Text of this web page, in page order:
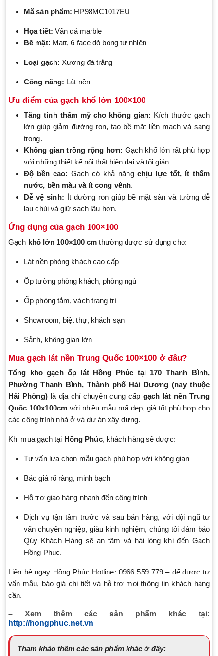
Mã sản phẩm: HP98MC1017EU
Họa tiết: Vân đá marble
Bề mặt: Matt, 6 face độ bóng tự nhiên
Loại gạch: Xương đá trắng
Công năng: Lát nền
Ưu điểm của gạch khổ lớn 100×100
Tăng tính thẩm mỹ cho không gian: Kích thước gạch
lớn giúp giảm đường ron, tạo bề mặt liền mạch và sang
trọng.
Không gian trông rộng hơn:Gạch khổ lớn rất phù hợp
với những thiết kế nội thất hiện đại và tối giản.
Độ bền cao:Gạch có khả năngchịu lực tốt, ít thấm
nước, bền màu và ít cong vênh.
Dễ vệ sinh: Ít đường ron giúp bề mặt sàn và tường dễ
lau chùi và giữ sạch lâu hơn.
Ứng dụng của gạch 100×100
Gạch khổ lớn 100×100 cm thường được sử dụng cho:
Lát nền phòng khách cao cấp
Ốp tường phòng khách, phòng ngủ
Ốp phòng tắm, vách trang trí
Showroom, biệt thự, khách sạn
Sảnh, không gian lớn
Mua gạch lát nền Trung Quốc 100×100 ở đâu?
Tổng kho gạch ốp lát Hồng Phúc tại 170 Thanh Bình,
Phường Thanh Bình, Thành phố Hải Dương (nay thuộc
Hải Phòng) là địa chỉ chuyên cung cấp gạch lát nền Trung
Quốc 100x100cmvới nhiều mẫu mã đẹp, giá tốt phù hợp cho
các công trình nhà ở và dự án xây dựng.
Khi mua gạch tại Hồng Phúc, khách hàng sẽ được:
Tư vấn lựa chọn mẫu gạch phù hợp với không gian
Báo giá rõ ràng, minh bạch
Hỗ trợ giao hàng nhanh đến công trình
Dịch vụ tận tâm trước và sau bán hàng, với đội ngũ tư
vấn chuyên nghiệp, giàu kinh nghiệm, chúng tôi đảm bảo
Qúy Khách Hàng sẽ an tâm và hài lòng khi đến Gạch
Hồng Phúc.
Liên hệ ngay Hồng Phúc Hotline: 0966 559 779 – để được tư
vấn mẫu, báo giá chi tiết và hỗ trợ mọi thông tin khách hàng
cần.
– Xem thêm các sản phẩm khác tại:
http://hongphuc.net.vn
Tham khảo thêm các sản phẩm khác ở đây: